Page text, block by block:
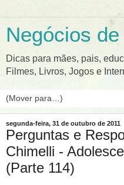
Negócios
Dicas para mães, pais,
Filmes, Livros, Jogos e
segunda-feira, 31 de outubro de 2011
Perguntas e
Chimelli -
(Parte 114)